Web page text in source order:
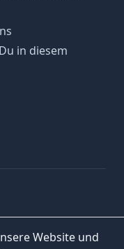
Website und
in diesem